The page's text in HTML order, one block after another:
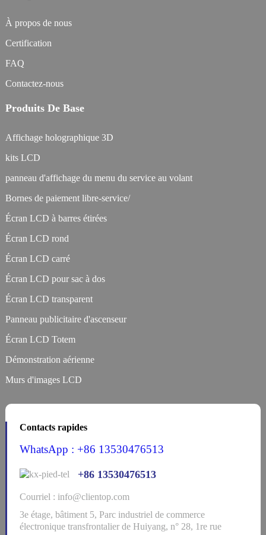
À propos de nous
Certification
FAQ
Contactez-nous
Produits De Base
Affichage holographique 3D
kits LCD
panneau d'affichage du menu du service au volant
Bornes de paiement libre-service/
Écran LCD à barres étirées
Écran LCD rond
Écran LCD carré
Écran LCD pour sac à dos
Écran LCD transparent
Panneau publicitaire d'ascenseur
Écran LCD Totem
Démonstration aérienne
Murs d'images LCD
Contacts rapides
WhatsApp : +86 13530476513
+86 13530476513
Courriel : info@clientop.com
3e étage, bâtiment 5, Parc industriel de commerce
électronique transfrontalier de Huiyang, n° 28, 1re rue